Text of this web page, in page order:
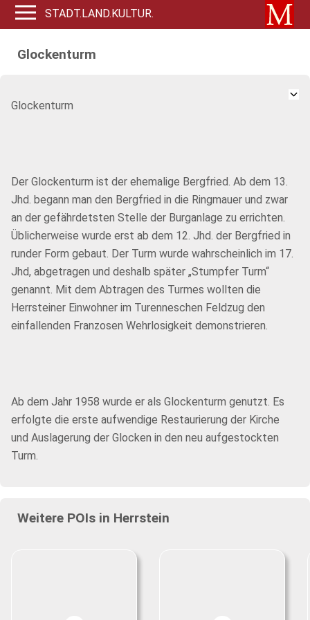
STADT.LAND.KULTUR.
Glockenturm
Glockenturm
Der Glockenturm ist der ehemalige Bergfried. Ab dem 13.
Jhd. begann man den Bergfried in die Ringmauer und zwar
an der gefährdetsten Stelle der Burganlage zu errichten.
Üblicherweise wurde erst ab dem 12. Jhd. der Bergfried in
runder Form gebaut. Der Turm wurde wahrscheinlich im 17.
Jhd, abgetragen und deshalb später „Stumpfer Turm“
genannt. Mit dem Abtragen des Turmes wollten die
Herrsteiner Einwohner im Turenneschen Feldzug den
einfallenden Franzosen Wehrlosigkeit demonstrieren.
Ab dem Jahr 1958 wurde er als Glockenturm genutzt. Es
erfolgte die erste aufwendige Restaurierung der Kirche
und Auslagerung der Glocken in den neu aufgestockten
Turm.
Weitere POIs in Herrstein